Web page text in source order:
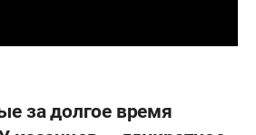
за долгое время